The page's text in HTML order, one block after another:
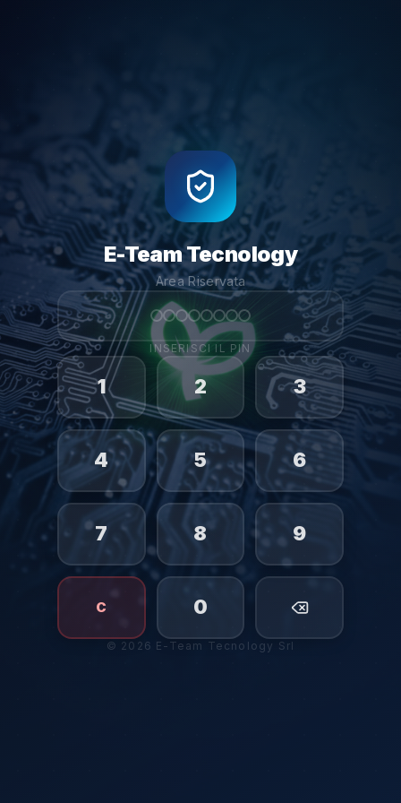
E-Team Tecnology
Area Riservata
INSERISCI IL PIN
1 2 3
4 5 6
7 8 9
C 0
© 2026 E-Team Tecnology Srl